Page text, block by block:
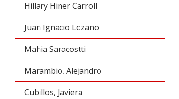
Hillary Hiner Carroll
Juan Ignacio Lozano
Mahia Saracostti
Marambio, Alejandro
Cubillos, Javiera